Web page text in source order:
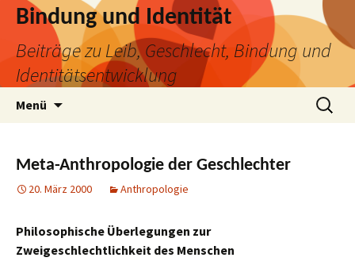
Bindung und Identität
Beiträge zu Leib, Geschlecht, Bindung und
Identitätsentwicklung
Menü
Suchen
nach:
Meta-Anthropologie der Geschlechter
20. März 2000 Anthropologie
Philosophische Überlegungen zur
Zweigeschlechtlichkeit des Menschen